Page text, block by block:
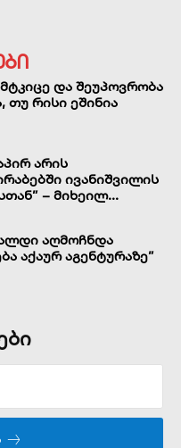
და შეუპოვრობა
თუ რისი ეშინია
არის
ივანიშვილის
– მიხეილ...
აღმოჩნდა
აქაურ აგენტურაზე”